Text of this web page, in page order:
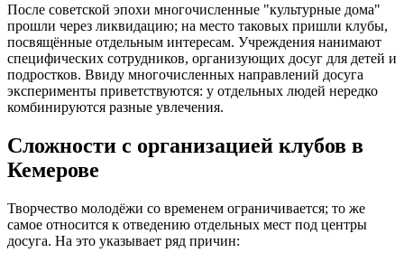
После советской эпохи многочисленные "культурные дома"
прошли через ликвидацию; на место таковых пришли клубы,
посвящённые отдельным интересам. Учреждения нанимают
специфических сотрудников, организующих досуг для детей и
подростков. Ввиду многочисленных направлений досуга
эксперименты приветствуются: у отдельных людей нередко
комбинируются разные увлечения.
Сложности с организацией клубов в
Кемерове
Творчество молодёжи со временем ограничивается; то же
самое относится к отведению отдельных мест под центры
досуга. На это указывает ряд причин: